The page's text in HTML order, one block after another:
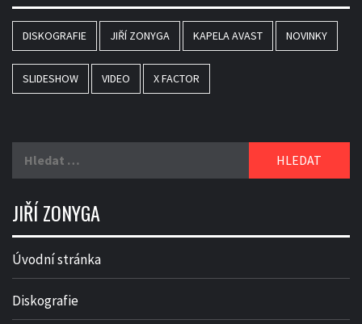
DISKOGRAFIE JIŘÍ ZONYGA KAPELA AVAST NOVINKY
SLIDESHOW VIDEO X FACTOR
JIŘÍ ZONYGA
Úvodní stránka
Diskografie